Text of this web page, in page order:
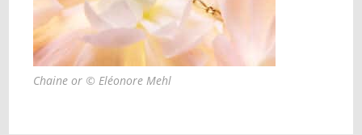
Chaine or © Eléonore Mehl